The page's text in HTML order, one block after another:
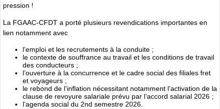
pression !
La FGAAC-CFDT a porté plusieurs revendications importantes en
lien notamment avec
l’emploi et les recrutements à la conduite ;
le contexte de souffrance au travail et les conditions de travail
des conducteurs ;
l’ouverture à la concurrence et le cadre social des filiales fret
et voyageurs ;
le rebond de l’inflation nécessitant notamment l’activation de la
clause de revoyure salariale prévu par l’accord salarial 2026 ;
l’agenda social du 2nd semestre 2026.